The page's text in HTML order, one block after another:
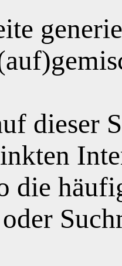
dieser
die